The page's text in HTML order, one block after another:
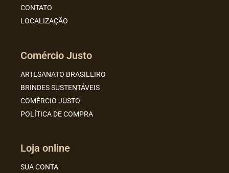
CONTATO
LOCALIZAÇÃO
Comércio Justo
ARTESANATO BRASILEIRO
BRINDES SUSTENTÁVEIS
COMÉRCIO JUSTO
POLÍTICA DE COMPRA
Loja online
SUA CONTA